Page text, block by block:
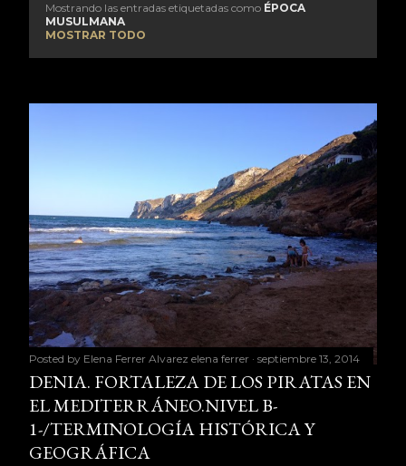
n
t
a
s
Mostrando las entradas etiquetadas como ÉPOCA
MUSULMANA
MOSTRAR TODO
Posted by Elena Ferrer Alvarez elena ferrer septiembre 13, 2014
DENIA. FORTALEZA DE LOS PIRATAS EN
EL MEDITERRÁNEO.NIVEL B-
1-/TERMINOLOGÍA HISTÓRICA Y
GEOGRÁFICA